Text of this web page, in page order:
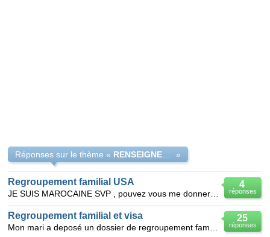
Réponses sur le thème « »
4
réponses
Regroupement familial USA
25
réponses
Regroupement familial et visa